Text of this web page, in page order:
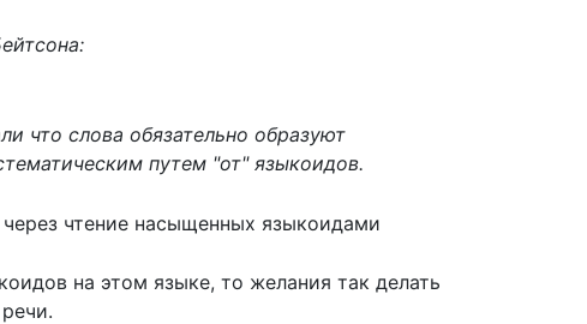
что слова обязательно образуют
путем "от" языкоидов.
чтение насыщенных языкоидами
на этом языке, то желания так делать